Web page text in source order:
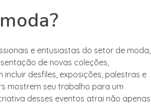
e entusiastas do setor de moda,
de novas coleções,
desfiles, exposições, palestras e
mostrem seu trabalho para um
desses eventos atrai não apenas